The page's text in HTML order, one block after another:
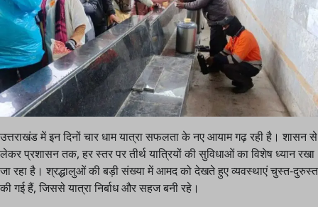
उत्तराखंड में इन दिनों चार धाम यात्रा सफलता के नए आयाम गढ़ रही है। शासन से
लेकर प्रशासन तक, हर स्तर पर तीर्थ यात्रियों की सुविधाओं का विशेष ध्यान रखा
जा रहा है। श्रद्धालुओं की बड़ी संख्या में आमद को देखते हुए व्यवस्थाएं चुस्त-दुरुस्त
की गई हैं, जिससे यात्रा निर्बाध और सहज बनी रहे।